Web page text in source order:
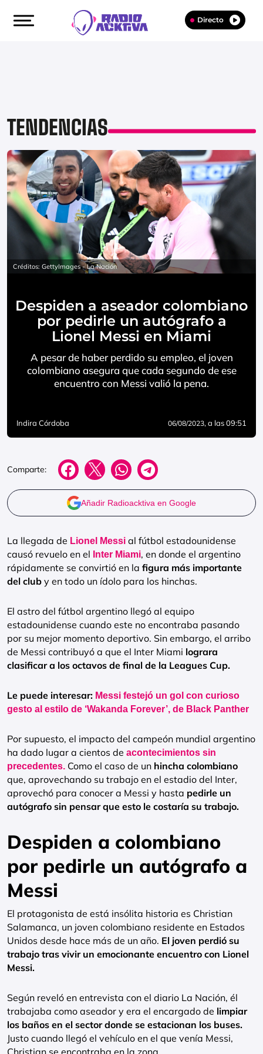
Directo
TENDENCIAS
Créditos: GettyImages - La Nación
Despiden a aseador colombiano
por pedirle un autógrafo a
Lionel Messi en Miami
A pesar de haber perdido su empleo, el joven
colombiano asegura que cada segundo de ese
encuentro con Messi valió la pena.
Indira Córdoba 06/08/2023, a las 09:51
Comparte:
Añadir Radioacktiva en Google
La llegada de Lionel Messi al fútbol estadounidense
causó revuelo en el Inter Miami, en donde el argentino
rápidamente se convirtió en la figura más importante
del club y en todo un ídolo para los hinchas.
El astro del fútbol argentino llegó al equipo
estadounidense cuando este no encontraba pasando
por su mejor momento deportivo. Sin embargo, el arribo
de Messi contribuyó a que el Inter Miami lograra
clasificar a los octavos de final de la Leagues Cup.
Le puede interesar: Messi festejó un gol con curioso
gesto al estilo de ‘Wakanda Forever’, de Black Panther
Por supuesto, el impacto del campeón mundial argentino
ha dado lugar a cientos de acontecimientos sin
precedentes. Como el caso de un hincha colombiano
que, aprovechando su trabajo en el estadio del Inter,
aprovechó para conocer a Messi y hasta pedirle un
autógrafo sin pensar que esto le costaría su trabajo.
Despiden a colombiano
por pedirle un autógrafo a
Messi
El protagonista de está insólita historia es Christian
Salamanca, un joven colombiano residente en Estados
Unidos desde hace más de un año. El joven perdió su
trabajo tras vivir un emocionante encuentro con Lionel
Messi.
Según reveló en entrevista con el diario La Nación, él
trabajaba como aseador y era el encargado de limpiar
los baños en el sector donde se estacionan los buses.
Justo cuando llegó el vehículo en el que venía Messi,
Christian se encontraba en la zona.